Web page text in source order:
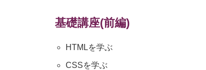
基礎講座(前編)
HTMLを学ぶ
CSSを学ぶ